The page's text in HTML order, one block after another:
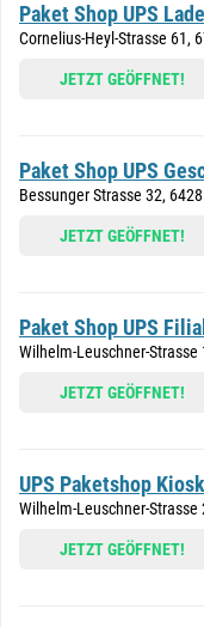
Paket Shop UPS
Cornelius-Heyl-Strasse 61,
JETZT GEÖFFNET!
Paket Shop UPS
Bessunger Strasse 32,
JETZT GEÖFFNET!
Paket Shop UPS
Wilhelm-Leuschner-Strasse
JETZT GEÖFFNET!
UPS Paketshop
Wilhelm-Leuschner-Strasse
JETZT GEÖFFNET!